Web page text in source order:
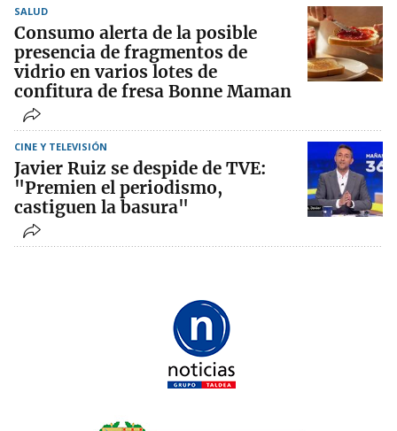
SALUD
Consumo alerta de la posible
presencia de fragmentos de
vidrio en varios lotes de
confitura de fresa Bonne Maman
CINE Y TELEVISIÓN
Javier Ruiz se despide de TVE:
"Premien el periodismo,
castiguen la basura"